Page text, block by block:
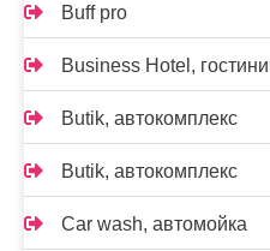
Buff pro
Business Hotel,
Butik, автокомплекс
Butik, автокомплекс
Car wash, автомойка